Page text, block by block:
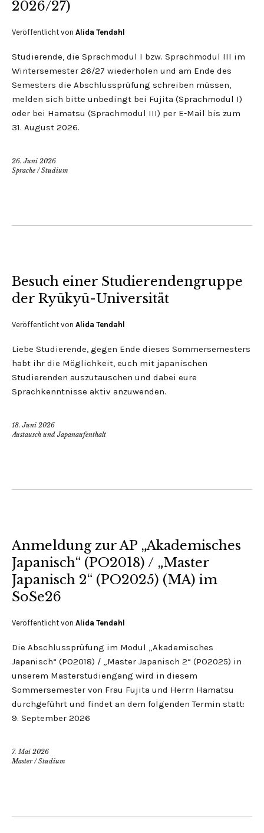
2026/27)
Veröffentlicht von Alida Tendahl
Studierende, die Sprachmodul I bzw. Sprachmodul III im
Wintersemester 26/27 wiederholen und am Ende des
Semesters die Abschlussprüfung schreiben müssen,
melden sich bitte unbedingt bei Fujita (Sprachmodul I)
oder bei Hamatsu (Sprachmodul III) per E-Mail bis zum
31. August 2026.
26. Juni 2026
Sprache /Studium
Besuch einer Studierendengruppe
der Ryūkyū-Universität
Veröffentlicht von Alida Tendahl
Liebe Studierende, gegen Ende dieses Sommersemesters
habt ihr die Möglichkeit, euch mit japanischen
Studierenden auszutauschen und dabei eure
Sprachkenntnisse aktiv anzuwenden.
18. Juni 2026
Austausch und Japanaufenthalt
Anmeldung zur AP „Akademisches
Japanisch“ (PO2018) / „Master
Japanisch 2“ (PO2025) (MA) im
SoSe26
Veröffentlicht von Alida Tendahl
Die Abschlussprüfung im Modul „Akademisches
Japanisch“ (PO2018) / „Master Japanisch 2“ (PO2025) in
unserem Masterstudiengang wird in diesem
Sommersemester von Frau Fujita und Herrn Hamatsu
durchgeführt und findet an dem folgenden Termin statt:
9. September 2026
7. Mai 2026
Master/Studium